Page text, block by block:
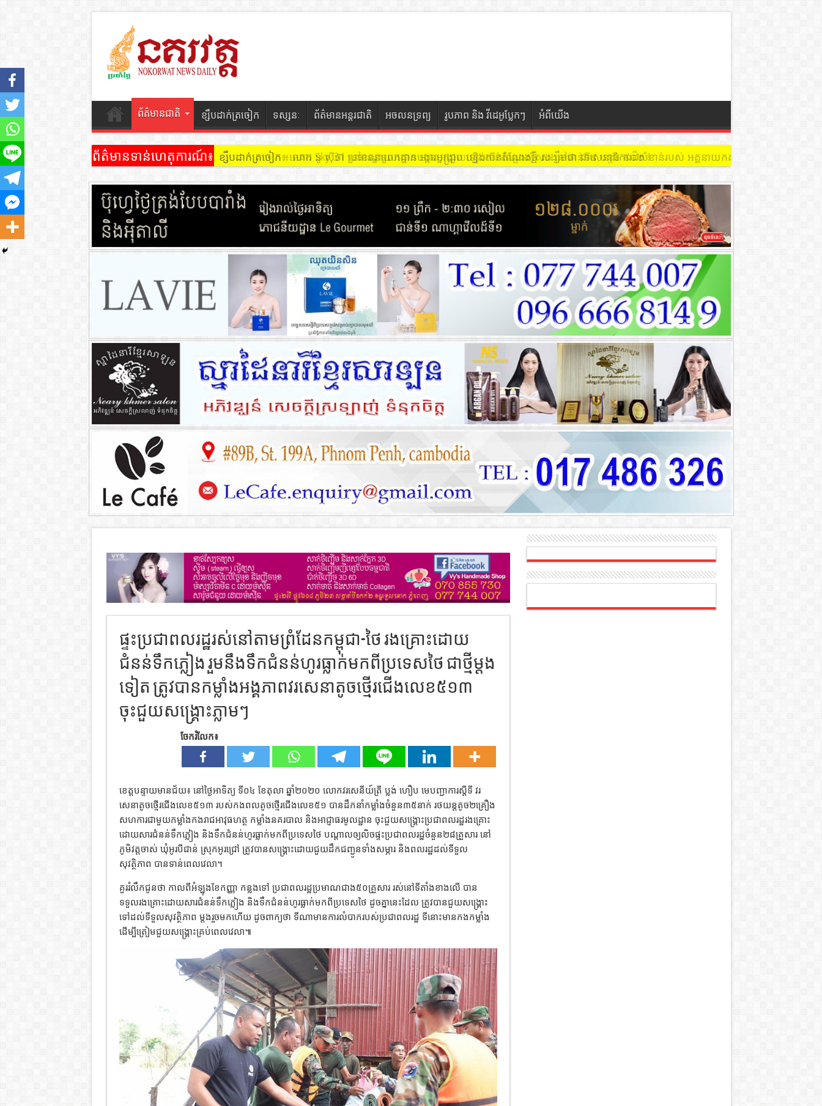
ព័ត៌មានជាតិ ខ្សឹបដាក់ត្រចៀក ទស្សនៈ ព័ត៌មានអន្តរជាតិ អចលនទ្រព្យ រូបភាព និង វីដេអូប្លែកៗ អំពីយើង
ព័ត៌មានទាន់ហេតុការណ៍៖ ខ្សឹបដាក់ត្រចៀក ៖ អគារ Sky 31 នៅខណ្ឌទួលគោក មានអ្នកជួលបន្ទប់បើកល្បែងសុីសង នៅជាន់ទី៩ បន្ទប់ ៩០២ !
ផ្ទះប្រជាពលរដ្ឋរស់នៅតាមព្រំដែនកម្ពុជា-ថៃ រងគ្រោះដោយ
ជំនន់ទឹកភ្លៀង រួមនឹងទឹកជំនន់ហូរធ្លាក់មកពីប្រទេសថៃ ជាថ្មីម្ដង
ទៀត ត្រូវបានកម្លាំងអង្គភាពវរសេនាតូចថ្មើរជើងលេខ៥១៣
ចុះជួយសង្គ្រោះភ្លាមៗ
ចែករំលែក៖
ខេត្តបន្ទាយមានជ័យ៖ នៅថ្ងៃអាទិត្យ ទី០៤ ខែតុលា ឆ្នាំ២០២០ លោកវរសេនីយ៍ត្រី ប្លង់ ហឿប មេបញ្ជាការស្តីទី វរ
សេនាតូចថ្មើរជើងលេខ៥១៣ របស់កងពលតូចថ្មើរជើងលេខ៥១ បានដឹកនាំកម្លាំងចំនួន៣៥នាក់ រថយន្តតូច២គ្រឿង
សហការជាមួយកម្លាំងកងរាជអាវុធហត្ថ កម្លាំងនគរបាល និងអាជ្ញាធរមូលដ្ឋាន ចុះជួយសង្គ្រោះប្រជាពលរដ្ឋរងគ្រោះ
ដោយសារជំនន់ទឹកភ្លៀង និងទឹកជំនន់ហូរធ្លាក់មកពីប្រទេសថៃ បណ្តាលឲ្យលិចផ្ទះប្រជាពលរដ្ឋចំនួន២៨គ្រួសារ នៅ
ភូមិវត្តចាស់ ឃុំអូរបីជាន់ ស្រុកអូរជ្រៅ ត្រូវបានសង្គ្រោះដោយជួយដឹកជញ្ជូនទាំងសម្ភារ និងពលរដ្ឋដល់ទីទួល
សុវត្ថិភាព បានទាន់ពេលវេលា។
គួររំលឹកជូនថា កាលពីអំឡុងខែកញ្ញា កន្លងទៅ ប្រជាពលរដ្ឋប្រមាណជាង៥០គ្រួសារ រស់នៅទីតាំងខាងលើ បាន
ទទួលរងគ្រោះដោយសារជំនន់ទឹកភ្លៀង និងទឹកជំនន់ហូរធ្លាក់មកពីប្រទេសថៃ ដូចគ្នានេះដែល ត្រូវបានជួយសង្គ្រោះ
ទៅដល់ទីទួលសុវត្ថិភាព ម្ដងរួចមកហើយ ដូចពាក្យថា ទីណាមានការលំបាករបស់ប្រជាពលរដ្ឋ ទីនោះមានកងកម្លាំង
ដើម្បីត្រៀមជួយសង្គ្រោះគ្រប់ពេលវេលា៕